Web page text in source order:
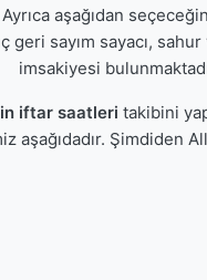
aşağıdan
geri sayım sayacı,
imsakiyesi
iftar saatleri takibini
aşağıdadır. Şimdiden